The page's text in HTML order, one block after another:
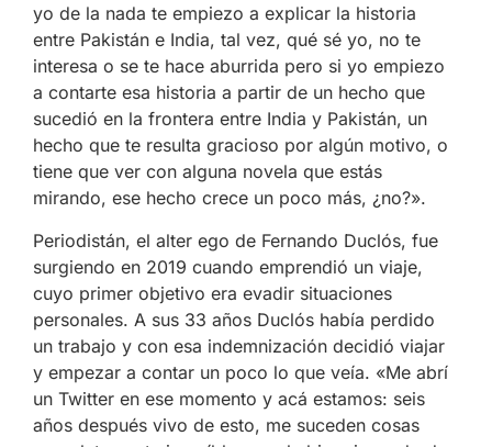
yo de la nada te empiezo a explicar la historia
entre Pakistán e India, tal vez, qué sé yo, no te
interesa o se te hace aburrida pero si yo empiezo
a contarte esa historia a partir de un hecho que
sucedió en la frontera entre India y Pakistán, un
hecho que te resulta gracioso por algún motivo, o
tiene que ver con alguna novela que estás
mirando, ese hecho crece un poco más, ¿no?».
Periodistán, el alter ego de Fernando Duclós, fue
surgiendo en 2019 cuando emprendió un viaje,
cuyo primer objetivo era evadir situaciones
personales. A sus 33 años Duclós había perdido
un trabajo y con esa indemnización decidió viajar
y empezar a contar un poco lo que veía. «Me abrí
un Twitter en ese momento y acá estamos: seis
años después vivo de esto, me suceden cosas